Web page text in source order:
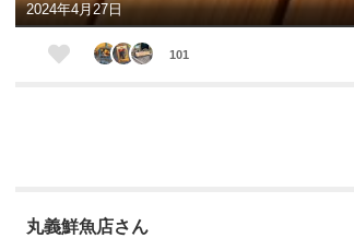
2024年4月27日
101
丸義鮮魚店さん